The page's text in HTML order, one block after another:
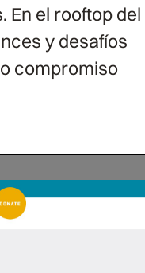
En el rooftop del
y desafíos
compromiso